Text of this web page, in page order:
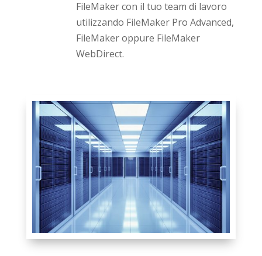
FileMaker con il tuo team di lavoro
utilizzando FileMaker Pro Advanced,
FileMaker oppure FileMaker
WebDirect.